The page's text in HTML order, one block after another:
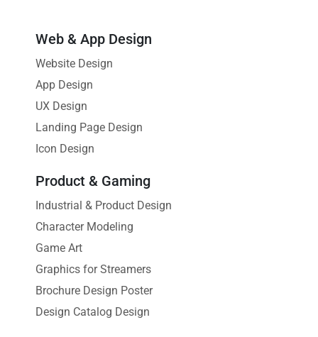
Web & App Design
Website Design
App Design
UX Design
Landing Page Design
Icon Design
Product & Gaming
Industrial & Product Design
Character Modeling
Game Art
Graphics for Streamers
Brochure Design Poster
Design Catalog Design